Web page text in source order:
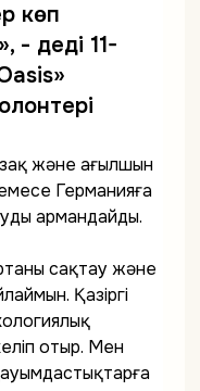
көп
- деді 11-
және ағылшын
Германияға
армандайды.
сақтау және
Қазіргі
отыр. Мен